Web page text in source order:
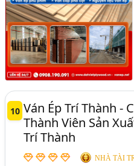
10 Ván Ép Trí Thành -
Thành Viên Sản
Trí Thành
NHÀ TÀI